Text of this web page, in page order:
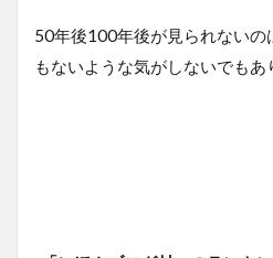
50年後100年後が見られないの
もないような気がしないでもあ